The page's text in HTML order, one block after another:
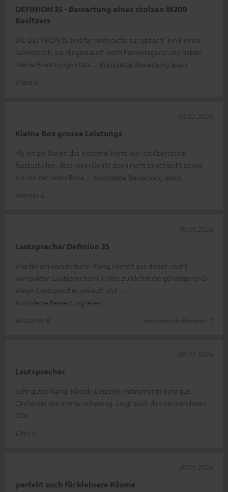
DEFINION 3S - Bewertung eines stolzen M200
Besitzers
Die DEFINION 3S sind für mich nicht nur optisch* ein kleines
Sahnestück, sie klingen auch noch hervorragend und haben
meine Erwartungen tats
Komplette Bewertung lesen
Franz K.
Kleine Box grosse Leistungs
Als ich die Boxen das erstemal hörte war ich überrascht
festzustellen, dass mein Gehör doch nicht so schlecht ist wie
ich mit den alten Boxe
Komplette Bewertung lesen
Werner E.
03.02.2026
Lautsprecher Definion 3S
Was für ein wunderbarer Klang kommt aus diesen recht
kompakten Lautsprechern. Hatte zunächst die günstigeren 2-
Wege-Lautsprecher gekauft und
Komplette Bewertung lesen
Benjamin B.
(automatisch übersetzt *)
18.01.2026
Lautsprecher
Sehr guter Klang. Klassik: Einzelne Instrumente sehr gut.
Orchester wie immer schwierig. Liegt auch den verwendeten
CDs.
Otto K.
08.01.2026
perfekt auch für kleinere Räume
07.01.2026